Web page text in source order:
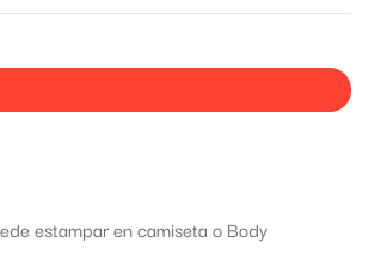
estampar en camiseta o Body